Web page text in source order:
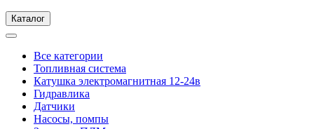
Каталог
Все категории
Топливная система
Катушка электромагнитная 12-24в
Гидравлика
Датчики
Насосы, помпы